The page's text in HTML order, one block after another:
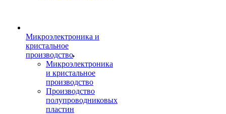
Микроэлектроника и
кристальное
производство
Микроэлектроника
и кристальное
производство
Производство
полупроводниковых
пластин